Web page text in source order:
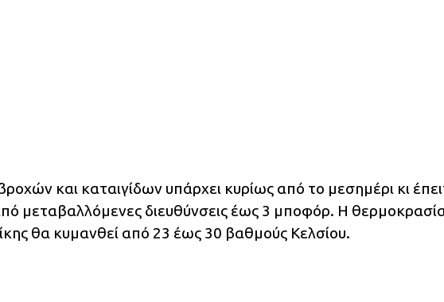
και καταιγίδων υπάρχει κυρίως από το μεσημέρι κι
μεταβαλλόμενες διευθύνσεις έως 3 μποφόρ. Η
θα κυμανθεί από 23 έως 30 βαθμούς Κελσίου.